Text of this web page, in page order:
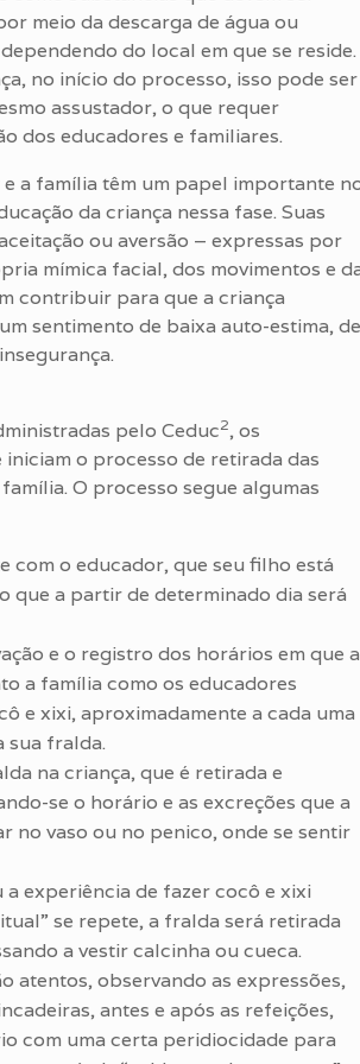
meio da descarga de água ou
do local em que se reside.
no início do processo, isso pode ser
assustador, o que requer
dos educadores e familiares.
a família têm um papel importante
da criança nessa fase. Suas
ou aversão – expressas por
mímica facial, dos movimentos e
contribuir para que a criança
sentimento de baixa auto-estima, de
pelo Ceduc2, os
o processo de retirada das
O processo segue algumas
com o educador, que seu filho está
que a partir de determinado dia será
e o registro dos horários em que a
a família como os educadores
e xixi, aproximadamente a cada uma
sua fralda.
na criança, que é retirada e
se o horário e as excreções que a
no vaso ou no penico, onde se sentir
experiência de fazer cocô e xixi
se repete, a fralda será retirada
a vestir calcinha ou cueca.
atentos, observando as expressões,
antes e após as refeições,
com uma certa peridiocidade para